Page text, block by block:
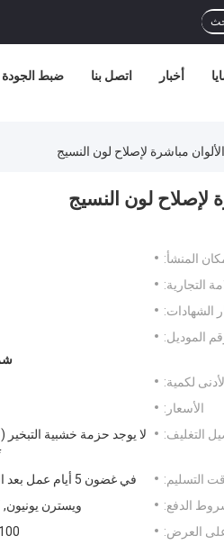
ضبط الجودة اتصل بنا أخبار
مباشرة لإصلاح لون النسيج
لإصلاح لون النسيج
المنشأ:
التجارية:
الشهادات:
الموديل:
لكمية:
الأسعار:
التغليف:
التسليم:
في غضون 5 أيام عمل بعد الحصول على دفعتك
الدفع:
ويسترن يونيون, Moneygram, T/T
على العرض:
100 مجموعة لكلّ شهر